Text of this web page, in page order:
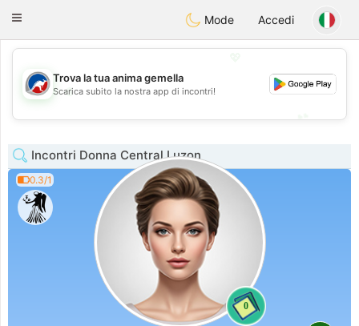
AustraliaChat
Toggle
Mode Accedi
💖
💕
Trova la tua anima gemella
Scarica subito la nostra app di incontri!
Incontri Donna Central Luzon
0.3/1
0